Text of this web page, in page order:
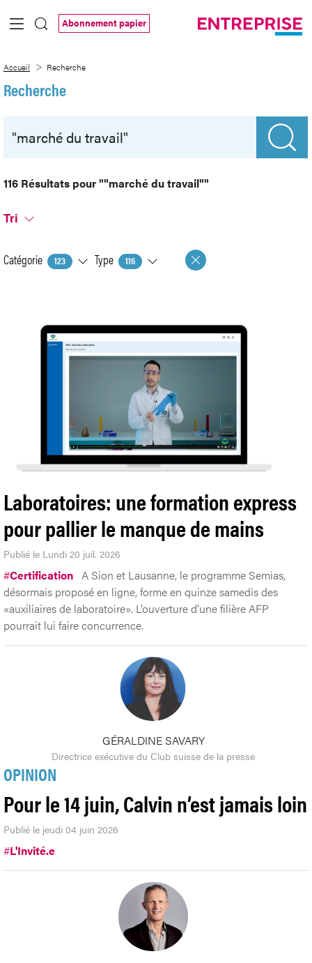
Saut au contenu principal
Abonnement papier
Accueil Recherche
Recherche
116 Résultats pour""marché du travail""
Tri
Catégorie 123 Type 116
Laboratoires: une formation express
pour pallier le manque de mains
Publié le Lundi 20 juil. 2026
#Certification A Sion et Lausanne, le programme Semias,
désormais proposé en ligne, forme en quinze samedis des
«auxiliaires de laboratoire». L’ouverture d’une filière AFP
pourrait lui faire concurrence.
GÉRALDINE SAVARY
Directrice exécutive du Club suisse de la presse
OPINION
Pour le 14 juin, Calvin n’est jamais loin
Publié le jeudi 04 juin 2026
#L'Invité.e